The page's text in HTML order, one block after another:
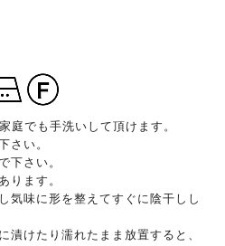
庭でも手洗いして頂けます。
さい。
下さい。
ります。
気味に形を整えてすぐに陰干しし
漬けたり濡れたまま放置すると、